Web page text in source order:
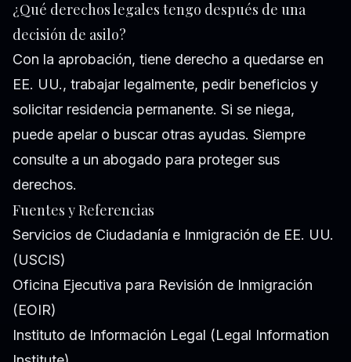
¿Qué derechos legales tengo después de una
decisión de asilo?
Con la aprobación, tiene derecho a quedarse en
EE. UU., trabajar legalmente, pedir beneficios y
solicitar residencia permanente. Si se niega,
puede apelar o buscar otras ayudas. Siempre
consulte a un abogado para proteger sus
derechos.
Fuentes y Referencias
Servicios de Ciudadanía e Inmigración de EE. UU.
(USCIS)
Oficina Ejecutiva para Revisión de Inmigración
(EOIR)
Instituto de Información Legal (Legal Information